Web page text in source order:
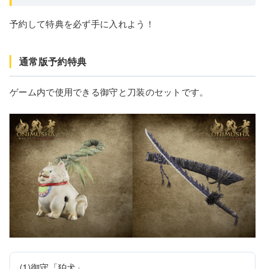
予約して特典を必ず手に入れよう！
通常版予約特典
ゲーム内で使用できる御守と刀装のセットです。